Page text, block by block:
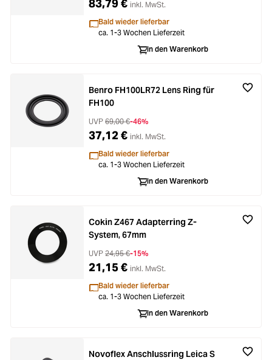
83,79 € inkl. MwSt.
Bald wieder lieferbar
ca. 1-3 Wochen Lieferzeit
In den Warenkorb
Benro FH100LR72 Lens Ring für
FH100
UVP 69,00 €-46%
37,12 € inkl. MwSt.
Bald wieder lieferbar
ca. 1-3 Wochen Lieferzeit
In den Warenkorb
Cokin Z467 Adapterring Z-
System, 67mm
UVP 24,95 €-15%
21,15 € inkl. MwSt.
Bald wieder lieferbar
ca. 1-3 Wochen Lieferzeit
In den Warenkorb
Novoflex Anschlussring Leica S